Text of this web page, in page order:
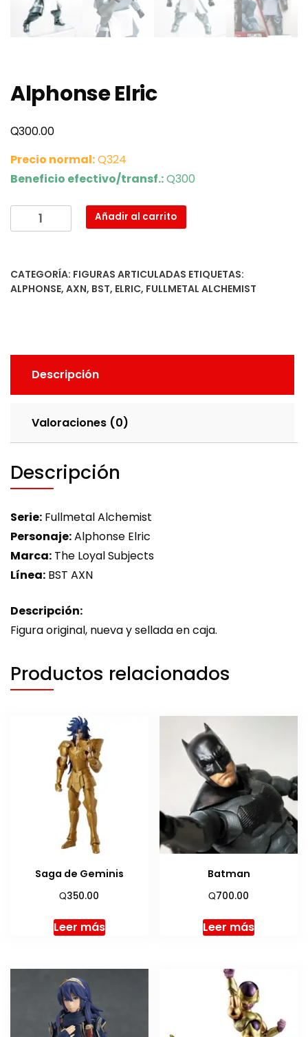
Alphonse Elric
Q300.00
Precio normal:Q324
Beneficio efectivo/transf.:Q300
Alphonse
Elric
Añadir al carrito
CATEGORÍA: FIGURAS ARTICULADAS ETIQUETAS:
ALPHONSE, AXN, BST, ELRIC, FULLMETAL ALCHEMIST
Descripción
Valoraciones (0)
Descripción
Serie: Fullmetal Alchemist
Personaje:Alphonse Elric
Marca: The Loyal Subjects
Línea: BST AXN
Descripción:
Figura original, nueva y sellada en caja.
Productos relacionados
Saga de Geminis
Q350.00
Leer más
Batman
Q700.00
Leer más